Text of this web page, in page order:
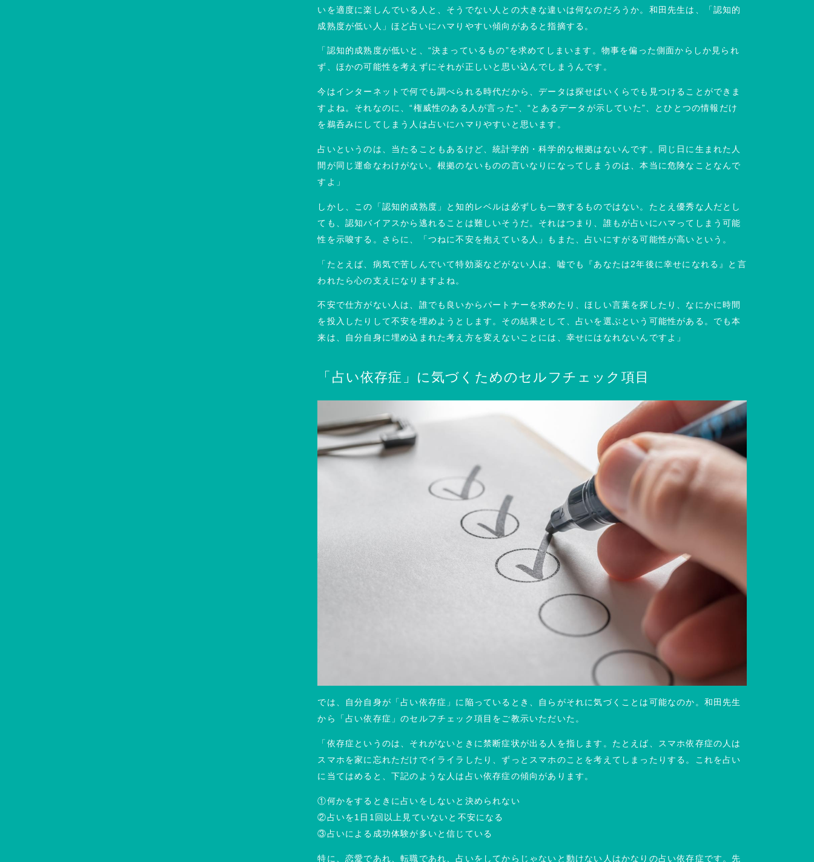
いを適度に楽しんでいる人と、そうでない人との大きな違いは何なのだろうか。和田先生は、「認知的
成熟度が低い人」ほど占いにハマりやすい傾向があると指摘する。
「認知的成熟度が低いと、“決まっているもの”を求めてしまいます。物事を偏った側面からしか見られ
ず、ほかの可能性を考えずにそれが正しいと思い込んでしまうんです。
今はインターネットで何でも調べられる時代だから、データは探せばいくらでも見つけることができま
すよね。それなのに、“権威性のある人が言った”、“とあるデータが示していた”、とひとつの情報だけ
を鵜呑みにしてしまう人は占いにハマりやすいと思います。
占いというのは、当たることもあるけど、統計学的・科学的な根拠はないんです。同じ日に生まれた人
間が同じ運命なわけがない。根拠のないものの言いなりになってしまうのは、本当に危険なことなんで
すよ」
しかし、この「認知的成熟度」と知的レベルは必ずしも一致するものではない。たとえ優秀な人だとし
ても、認知バイアスから逃れることは難しいそうだ。それはつまり、誰もが占いにハマってしまう可能
性を示唆する。さらに、「つねに不安を抱えている人」もまた、占いにすがる可能性が高いという。
「たとえば、病気で苦しんでいて特効薬などがない人は、嘘でも『あなたは2年後に幸せになれる』と言
われたら心の支えになりますよね。
不安で仕方がない人は、誰でも良いからパートナーを求めたり、ほしい言葉を探したり、なにかに時間
を投入したりして不安を埋めようとします。その結果として、占いを選ぶという可能性がある。でも本
来は、自分自身に埋め込まれた考え方を変えないことには、幸せにはなれないんですよ」
「占い依存症」に気づくためのセルフチェック項目
では、自分自身が「占い依存症」に陥っているとき、自らがそれに気づくことは可能なのか。和田先生
から「占い依存症」のセルフチェック項目をご教示いただいた。
「依存症というのは、それがないときに禁断症状が出る人を指します。たとえば、スマホ依存症の人は
スマホを家に忘れただけでイライラしたり、ずっとスマホのことを考えてしまったりする。これを占い
に当てはめると、下記のような人は占い依存症の傾向があります。
①何かをするときに占いをしないと決められない
②占いを1日1回以上見ていないと不安になる
③占いによる成功体験が多いと信じている
特に、恋愛であれ、転職であれ、占いをしてからじゃないと動けない人はかなりの占い依存症です。先